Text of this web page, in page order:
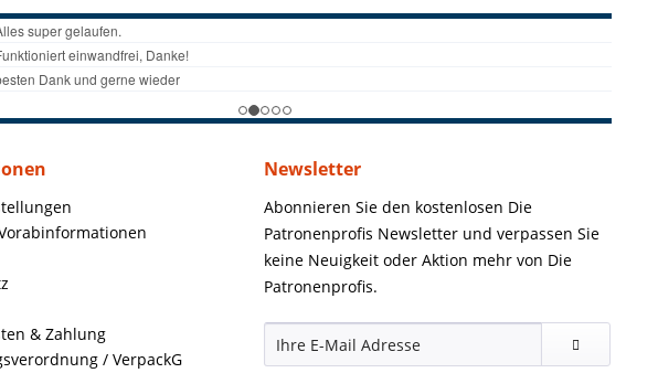
& Zahlung
/ VerpackG
Newsletter
Abonnieren Sie den kostenlosen Die
Patronenprofis Newsletter und verpassen Sie
keine Neuigkeit oder Aktion mehr von Die
Patronenprofis.